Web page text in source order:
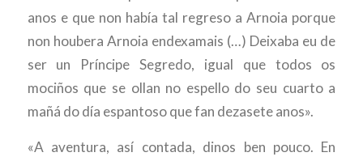
anos e que non había tal regreso a Arnoia porque
non houbera Arnoia endexamais (…) Deixaba eu de
ser un Príncipe Segredo, igual que todos os
mociños que se ollan no espello do seu cuarto a
mañá do día espantoso que fan dezasete anos».
«A aventura, así contada, dinos ben pouco. En